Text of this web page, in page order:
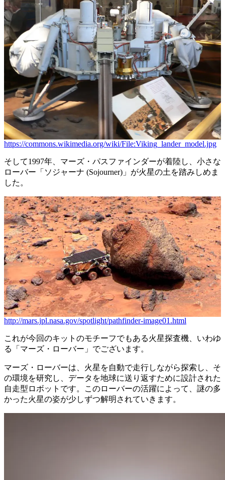
https://commons.wikimedia.org/wiki/File:Viking_lander_model.jpg
そして1997年、マーズ・パスファインダーが着陸し、小さな
ローバー「ソジャーナ (Sojourner)」が火星の土を踏みしめま
した。
http://mars.jpl.nasa.gov/spotlight/pathfinder-image01.html
これが今回のキットのモチーフでもある火星探査機、いわゆ
る「マーズ・ローバー」でございます。
マーズ・ローバーは、火星を自動で走行しながら探索し、そ
の環境を研究し、データを地球に送り返すために設計された
自走型ロボットです。このローバーの活躍によって、謎の多
かった火星の姿が少しずつ解明されていきます。